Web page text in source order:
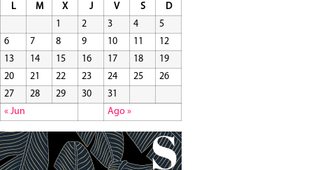
L
M X J V S
D
1
2 3 4
5
6
7 8 9 10 11
12
13
14 15 16 17 18
19
20
21 22 23 24 25
26
27
28 29 30
31
« Jun
Ago »